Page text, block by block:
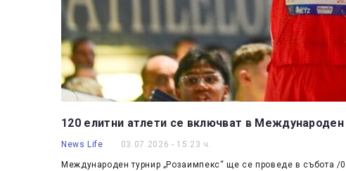
120 елитни атлети се включват в
News Life 03.07.2026 - 15:23 ч.
Международен турнир „Розаимпекс“ ще се проведе в събота